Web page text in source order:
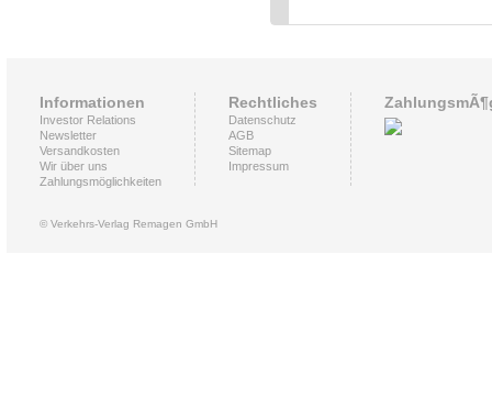
Informationen
Investor Relations
Newsletter
Versandkosten
Wir über uns
Zahlungsmöglichkeiten
Rechtliches
Datenschutz
AGB
Sitemap
Impressum
© Verkehrs-Verlag Remagen GmbH